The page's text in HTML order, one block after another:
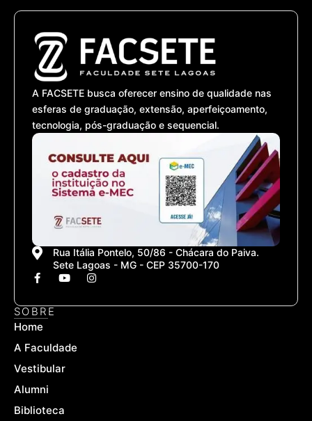
A FACSETE busca oferecer ensino de qualidade nas
esferas de graduação, extensão, aperfeiçoamento,
tecnologia, pós-graduação e sequencial.
Rua Itália Pontelo, 50/86 - Chácara do Paiva.
Sete Lagoas - MG - CEP 35700-170
F
a
e
b
o
k
f
Y
o
t
I
n
t
SOBRE
Home
A Faculdade
Vestibular
Alumni
Biblioteca